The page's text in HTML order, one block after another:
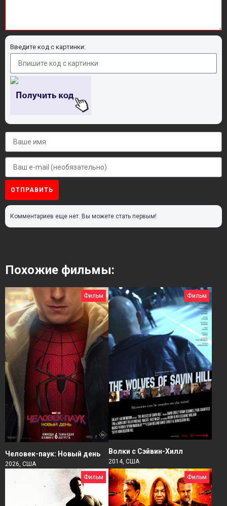
Введите код с картинки:
ОТПРАВИТЬ
Комментариев еще нет. Вы можете стать первым!
Похожие фильмы:
Фильм
Человек-паук: Новый день
2026, США
Фильм
Волки с Сэйвин-Хилл
2014, США
Фильм Фильм